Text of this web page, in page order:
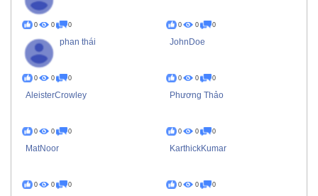
0 0 0 0 0 0
phan thái
0 0 0
JohnDoe
0 0 0
AleisterCrowley
0 0 0
Phương Thảo
0 0 0
MatNoor
0 0 0
KarthickKumar
0 0 0